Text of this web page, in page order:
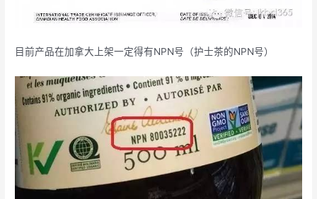
目前产品在加拿大上架一定得有NPN号（护士茶的NPN号）